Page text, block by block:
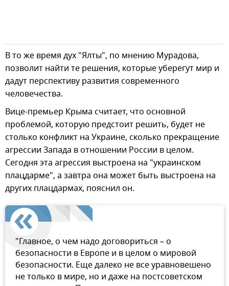
В то же время дух "Ялты", по мнению Мурадова,
позволит найти те решения, которые уберегут мир и
дадут перспективу развития современного
человечества.
Вице-премьер Крыма считает, что основной
проблемой, которую предстоит решить, будет не
столько конфликт на Украине, сколько прекращение
агрессии Запада в отношении России в целом.
Сегодня эта агрессия выстроена на "украинском
плацдарме", а завтра она может быть выстроена на
других плацдармах, пояснил он.
"Главное, о чем надо договориться – о
безопасности в Европе и в целом о мировой
безопасности. Еще далеко не все уравновешено
не только в мире, но и даже на постсоветском